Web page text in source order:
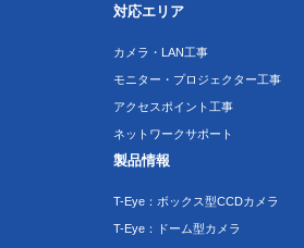
対応エリア
カメラ・LAN工事
モニター・プロジェクター工事
アクセスポイント工事
ネットワークサポート
製品情報
T-Eye：ボックス型CCDカメラ
T-Eye：ドーム型カメラ